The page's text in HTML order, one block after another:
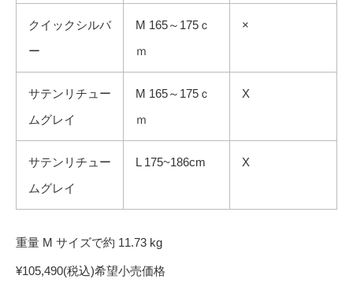
クイックシルバ
ー
M 165～175ｃ
ｍ
×
サテンリチュー
ムグレイ
M 165～175ｃ
ｍ
X
サテンリチュー
ムグレイ
L 175~186cm X
重量 M サイズで約 11.73 kg
¥105,490(税込)希望小売価格